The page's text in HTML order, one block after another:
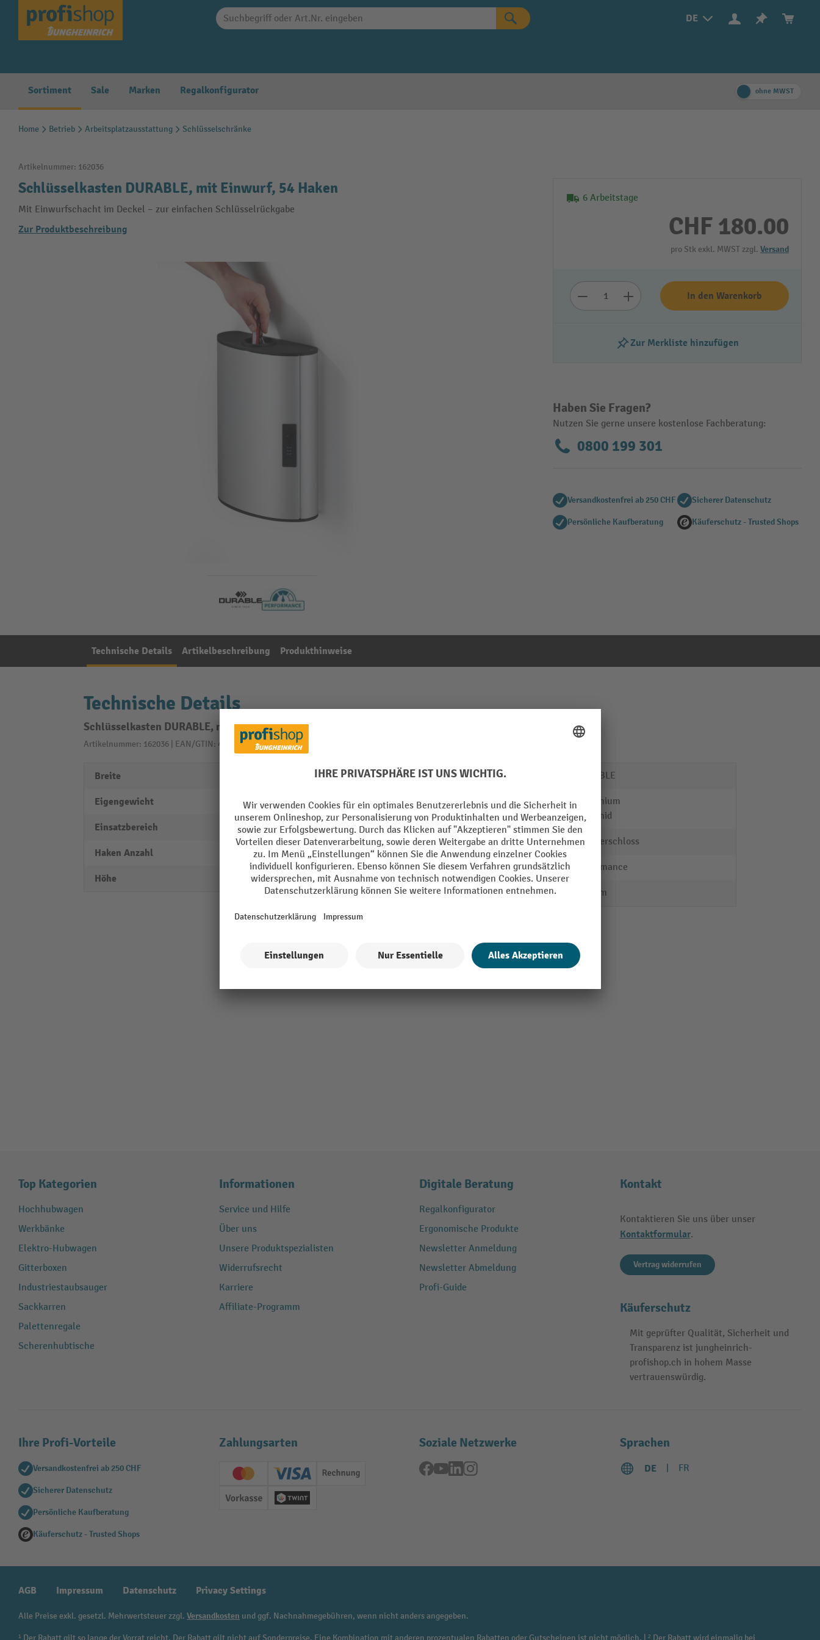
Zur Hauptnavigation springen DE
Sortiment Sale Marken Regalkonfigurator ohne MWST
Home Betrieb Arbeitsplatzausstattung Schlüsselschränke
Artikelnummer: 162036
Schlüsselkasten DURABLE, mit Einwurf, 54 Haken
Mit Einwurfschacht im Deckel – zur einfachen Schlüsselrückgabe
Zur Produktbeschreibung
6 Arbeitstage
CHF 180.00
pro Stk exkl. MWST zzgl. Versand
In den Warenkorb
Zur Merkliste hinzufügen
Haben Sie Fragen?
Nutzen Sie gerne unsere kostenlose Fachberatung:
0800 199 301
Versandkostenfrei ab 250 CHF Sicherer Datenschutz
Persönliche Kaufberatung Käuferschutz - Trusted Shops
Technische Details Artikelbeschreibung Produkthinweise
Technische Details
Schlüsselkasten DURABLE, mit Einwurf, 54 Haken
Artikelnummer: 162036 | EAN/GTIN: 4005546104584Aus der Kategorie:
Breite
Eigengewicht 6,5 kg
Einsatzbereich Innenbereich
Haken Anzahl 54
Höhe 400 mm
Marke DURABLE
Material
Aluminium
Polyamid
Schloss Typ Zylinderschloss
Segment Performance
Tiefe 118 mm
Top Kategorien
Hochhubwagen
Werkbänke
Elektro-Hubwagen
Gitterboxen
Industriestaubsauger
Sackkarren
Palettenregale
Scherenhubtische
Informationen
Service und Hilfe
Über uns
Unsere Produktspezialisten
Widerrufsrecht
Karriere
Affiliate-Programm
Digitale Beratung
Regalkonfigurator
Ergonomische Produkte
Newsletter Anmeldung
Newsletter Abmeldung
Profi-Guide
Kontakt
Kontaktieren Sie uns über unser
Kontaktformular.
Vertrag widerrufen
Käuferschutz
Mit geprüfter Qualität, Sicherheit und
Transparenz ist jungheinrich-
profishop.ch in hohem Masse
vertrauenswürdig.
Ihre Profi-Vorteile
Versandkostenfrei ab 250 CHF
Sicherer Datenschutz
Persönliche Kaufberatung
Käuferschutz - Trusted Shops
Zahlungsarten
Creditcard (Master)Creditcard (Visa)
Rechnung
Vorkasse Twint
Soziale Netzwerke
Facebook
YouTubeLinkedInInstagram
Sprachen
DE FR
AGB Impressum Datenschutz Privacy Settings
Alle Preise exkl. gesetzl. Mehrwertsteuer zzgl. Versandkosten und ggf. Nachnahmegebühren, wenn nicht anders angegeben.
¹ Der Rabatt gilt so lange der Vorrat reicht. Der Rabatt gilt nicht auf Sonderpreise. Eine Kombination mit anderen prozentualen Rabatten oder Gutscheinen ist nicht möglich. | ² Der Rabatt wird einmalig bei